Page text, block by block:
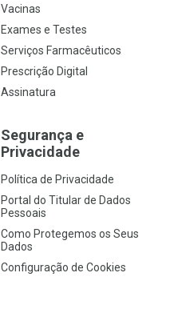
Vacinas
Exames e Testes
Serviços Farmacêuticos
Prescrição Digital
Assinatura
Segurança e
Privacidade
Política de Privacidade
Portal do Titular de Dados
Pessoais
Como Protegemos os Seus
Dados
Configuração de Cookies